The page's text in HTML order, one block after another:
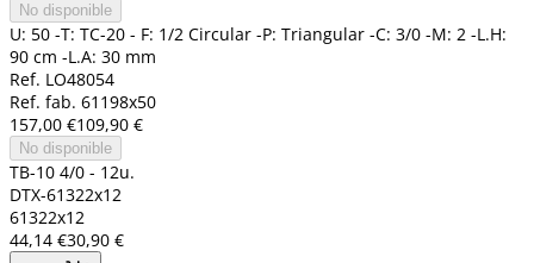
No disponible
U: 50 -T: TC-20 - F: 1/2 Circular -P: Triangular -C: 3/0 -M: 2 -L.H:
90 cm -L.A: 30 mm
Ref. LO48054
Ref. fab. 61198x50
157,00 €109,90 €
No disponible
TB-10 4/0 - 12u.
DTX-61322x12
61322x12
44,14 €30,90 €